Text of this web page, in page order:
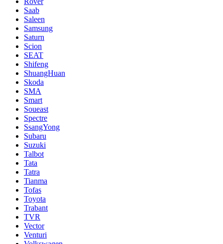
Saab
Saleen
Samsung
Saturn
Scion
SEAT
Shifeng
ShuangHuan
Skoda
SMA
Smart
Soueast
Spectre
SsangYong
Subaru
Suzuki
Talbot
Tata
Tatra
Tianma
Tofas
Toyota
Trabant
TVR
Vector
Venturi